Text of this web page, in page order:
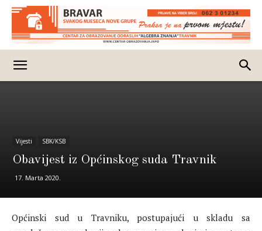
Vijesti SBK/KSB
Obavijest iz Općinskog suda Travnik
17. Marta 2020.
Općinski sud u Travniku, postupajući u skladu sa